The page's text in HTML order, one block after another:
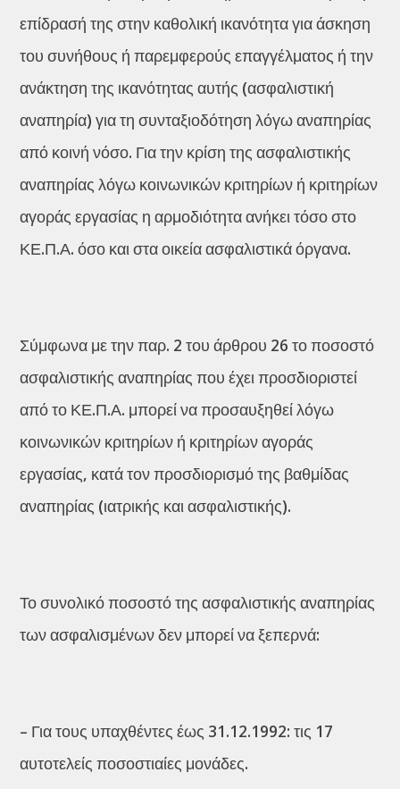
επίδρασή της στην καθολική ικανότητα για άσκηση
του συνήθους ή παρεμφερούς επαγγέλματος ή την
ανάκτηση της ικανότητας αυτής (ασφαλιστική
αναπηρία) για τη συνταξιοδότηση λόγω αναπηρίας
από κοινή νόσο. Για την κρίση της ασφαλιστικής
αναπηρίας λόγω κοινωνικών κριτηρίων ή κριτηρίων
αγοράς εργασίας η αρμοδιότητα ανήκει τόσο στο
ΚΕ.Π.Α. όσο και στα οικεία ασφαλιστικά όργανα.
Σύμφωνα με την παρ. 2 του άρθρου 26 το ποσοστό
ασφαλιστικής αναπηρίας που έχει προσδιοριστεί
από το ΚΕ.Π.Α. μπορεί να προσαυξηθεί λόγω
κοινωνικών κριτηρίων ή κριτηρίων αγοράς
εργασίας, κατά τον προσδιορισμό της βαθμίδας
αναπηρίας (ιατρικής και ασφαλιστικής).
Το συνολικό ποσοστό της ασφαλιστικής αναπηρίας
των ασφαλισμένων δεν μπορεί να ξεπερνά:
– Για τους υπαχθέντες έως 31.12.1992: τις 17
αυτοτελείς ποσοστιαίες μονάδες.